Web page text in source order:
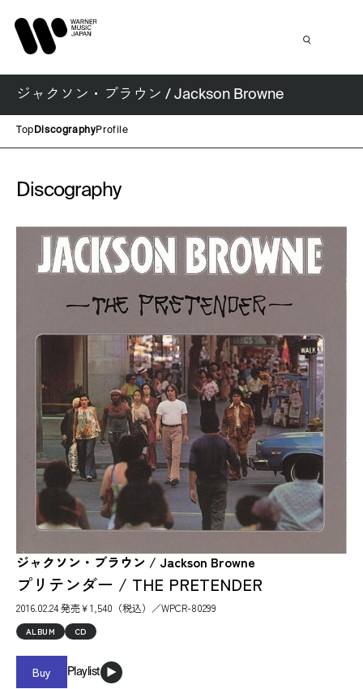
ジャクソン・ブラウン / Jackson Browne
Top DiscographyProfile
Discography
ジャクソン・ブラウン / Jackson Browne
プリテンダー / THE PRETENDER
2016.02.24 発売￥1,540（税込）／WPCR-80299
ALBUM CD
Buy Playlist